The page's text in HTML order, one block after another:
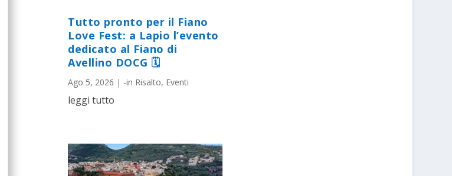
Tutto pronto per il Fiano
Love Fest: a Lapio l’evento
dedicato al Fiano di
Avellino DOCG 🗓
Ago 5, 2026 | -in Risalto, Eventi
leggi tutto